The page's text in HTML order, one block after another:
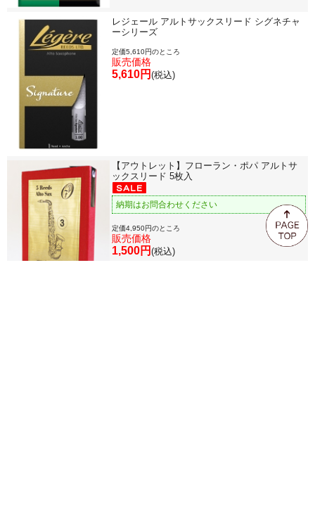
レジェール アルトサックスリード シグネチャ
ーシリーズ
定価5,610円のところ
販売価格
5,610円 (税込)
【アウトレット】フローラン・ポパ アルトサ
ックスリード 5枚入
納期はお問合わせください
定価4,950円のところ
販売価格
1,500円 (税込)